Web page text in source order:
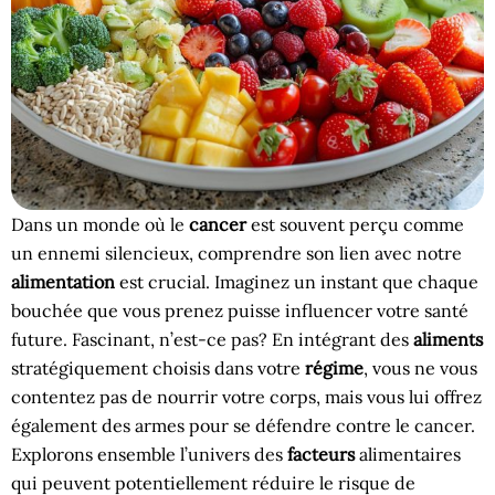
Dans un monde où le cancerest souvent perçu comme
un ennemi silencieux, comprendre son lien avec notre
alimentation est crucial. Imaginez un instant que chaque
bouchée que vous prenez puisse influencer votre santé
future. Fascinant, n’est-ce pas? En intégrant des aliments
stratégiquement choisis dans votre régime, vous ne vous
contentez pas de nourrir votre corps, mais vous lui offrez
également des armes pour se défendre contre le cancer.
Explorons ensemble l’univers des facteursalimentaires
qui peuvent potentiellement réduire le risque de